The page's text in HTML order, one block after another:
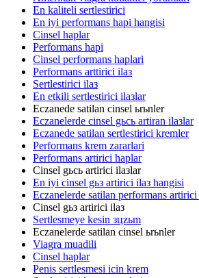
En kaliteli sertlestirici
En iyi performans hapi hangisi
Cinsel haplar
Performans hapi
Cinsel performans haplari
Performans arttirici ilaз
Sertlestirici ilaз
En etkili sertlestirici ilaзlar
Eczanede satilan cinsel ьrьnler
Eczanelerde cinsel gьcь artiran ilaзlar
Eczanede satilan sertlestirici kremler
Performans krem zararlari
Performans artirici haplar
Cinsel gьcь artirici ilaзlar
En iyi cinsel gьз artirici ilaз hangisi
Eczanelerde satilan performans artirici
Cinsel gьз artirici ilaз
Sertlesmeye kesin зцzьm
Eczanelerde satilan cinsel ьrьnler
Viagra muadili
Cinsel haplar
Penis sertlesmesi icin krem